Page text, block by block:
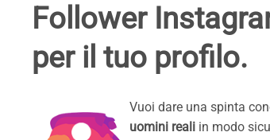
Follower
per il tuo profilo.
Vuoi dare una spinta
uomini reali in modo